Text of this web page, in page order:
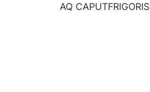
AQ CAPUTFRIGORIS